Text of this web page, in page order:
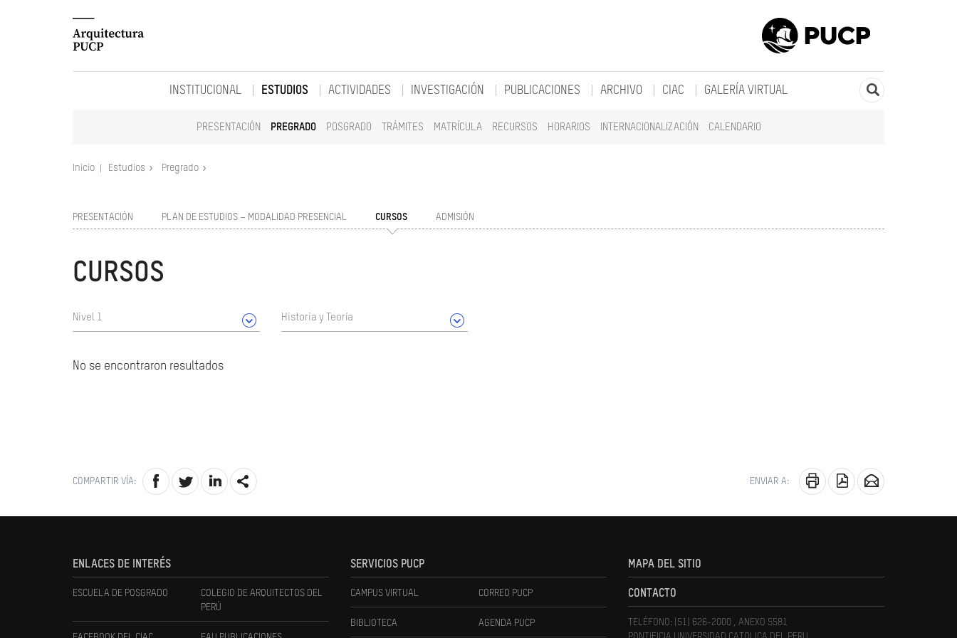
INSTITUCIONAL ESTUDIOS
PRESENTACIÓN PREGRADO POSGRADO TRÁMITES MATRÍCULA RECURSOS HORARIOS INTERNACIONALIZACIÓN CALENDARIO
ACTIVIDADES INVESTIGACIÓN PUBLICACIONES ARCHIVO CIAC GALERÍA VIRTUAL
Inicio Estudios Pregrado
PRESENTACIÓN PLAN DE ESTUDIOS – MODALIDAD PRESENCIAL CURSOS ADMISIÓN
CURSOS
Nivel 1 Historia y Teoría
No se encontraron resultados
COMPARTIR VÍA: ENVIAR A:
ENLACES DE INTERÉS
ESCUELA DE POSGRADO
COLEGIO DE ARQUITECTOS DEL
PERÚ
SERVICIOS PUCP
CAMPUS VIRTUAL CORREO PUCP
BIBLIOTECA AGENDA PUCP
MAPA DEL SITIO
CONTACTO
TELÉFONO: (51) 626-2000 , ANEXO 5581